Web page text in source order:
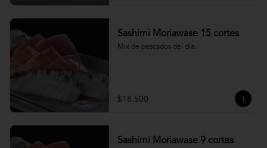
Sashimi Moriawase 15 cortes
Mix de pescados del día.
$18.500
Sashimi Moriawase 9 cortes